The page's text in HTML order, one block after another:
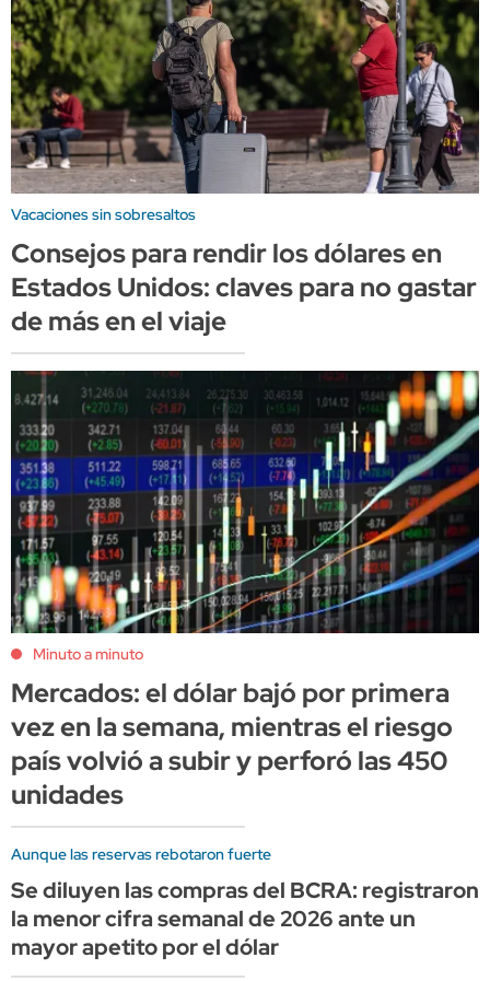
Vacaciones sin sobresaltos
Consejos para rendir los dólares en
Estados Unidos: claves para no gastar
de más en el viaje
Minuto a minuto
Mercados: el dólar bajó por primera
vez en la semana, mientras el riesgo
país volvió a subir y perforó las 450
unidades
Aunque las reservas rebotaron fuerte
Se diluyen las compras del BCRA: registraron
la menor cifra semanal de 2026 ante un
mayor apetito por el dólar